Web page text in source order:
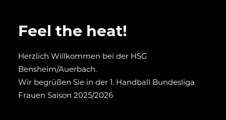
Feel the heat!
Herzlich Willkommen bei der HSG
Bensheim/Auerbach.
Wir begrüßen Sie in der 1. Handball Bundesliga
Frauen Saison 2025/2026